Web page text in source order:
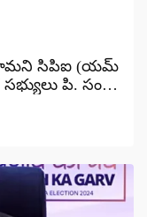
సిపిఐ (యమ్
పి. సంగం